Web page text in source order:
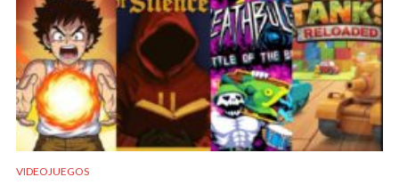
VIDEOJUEGOS